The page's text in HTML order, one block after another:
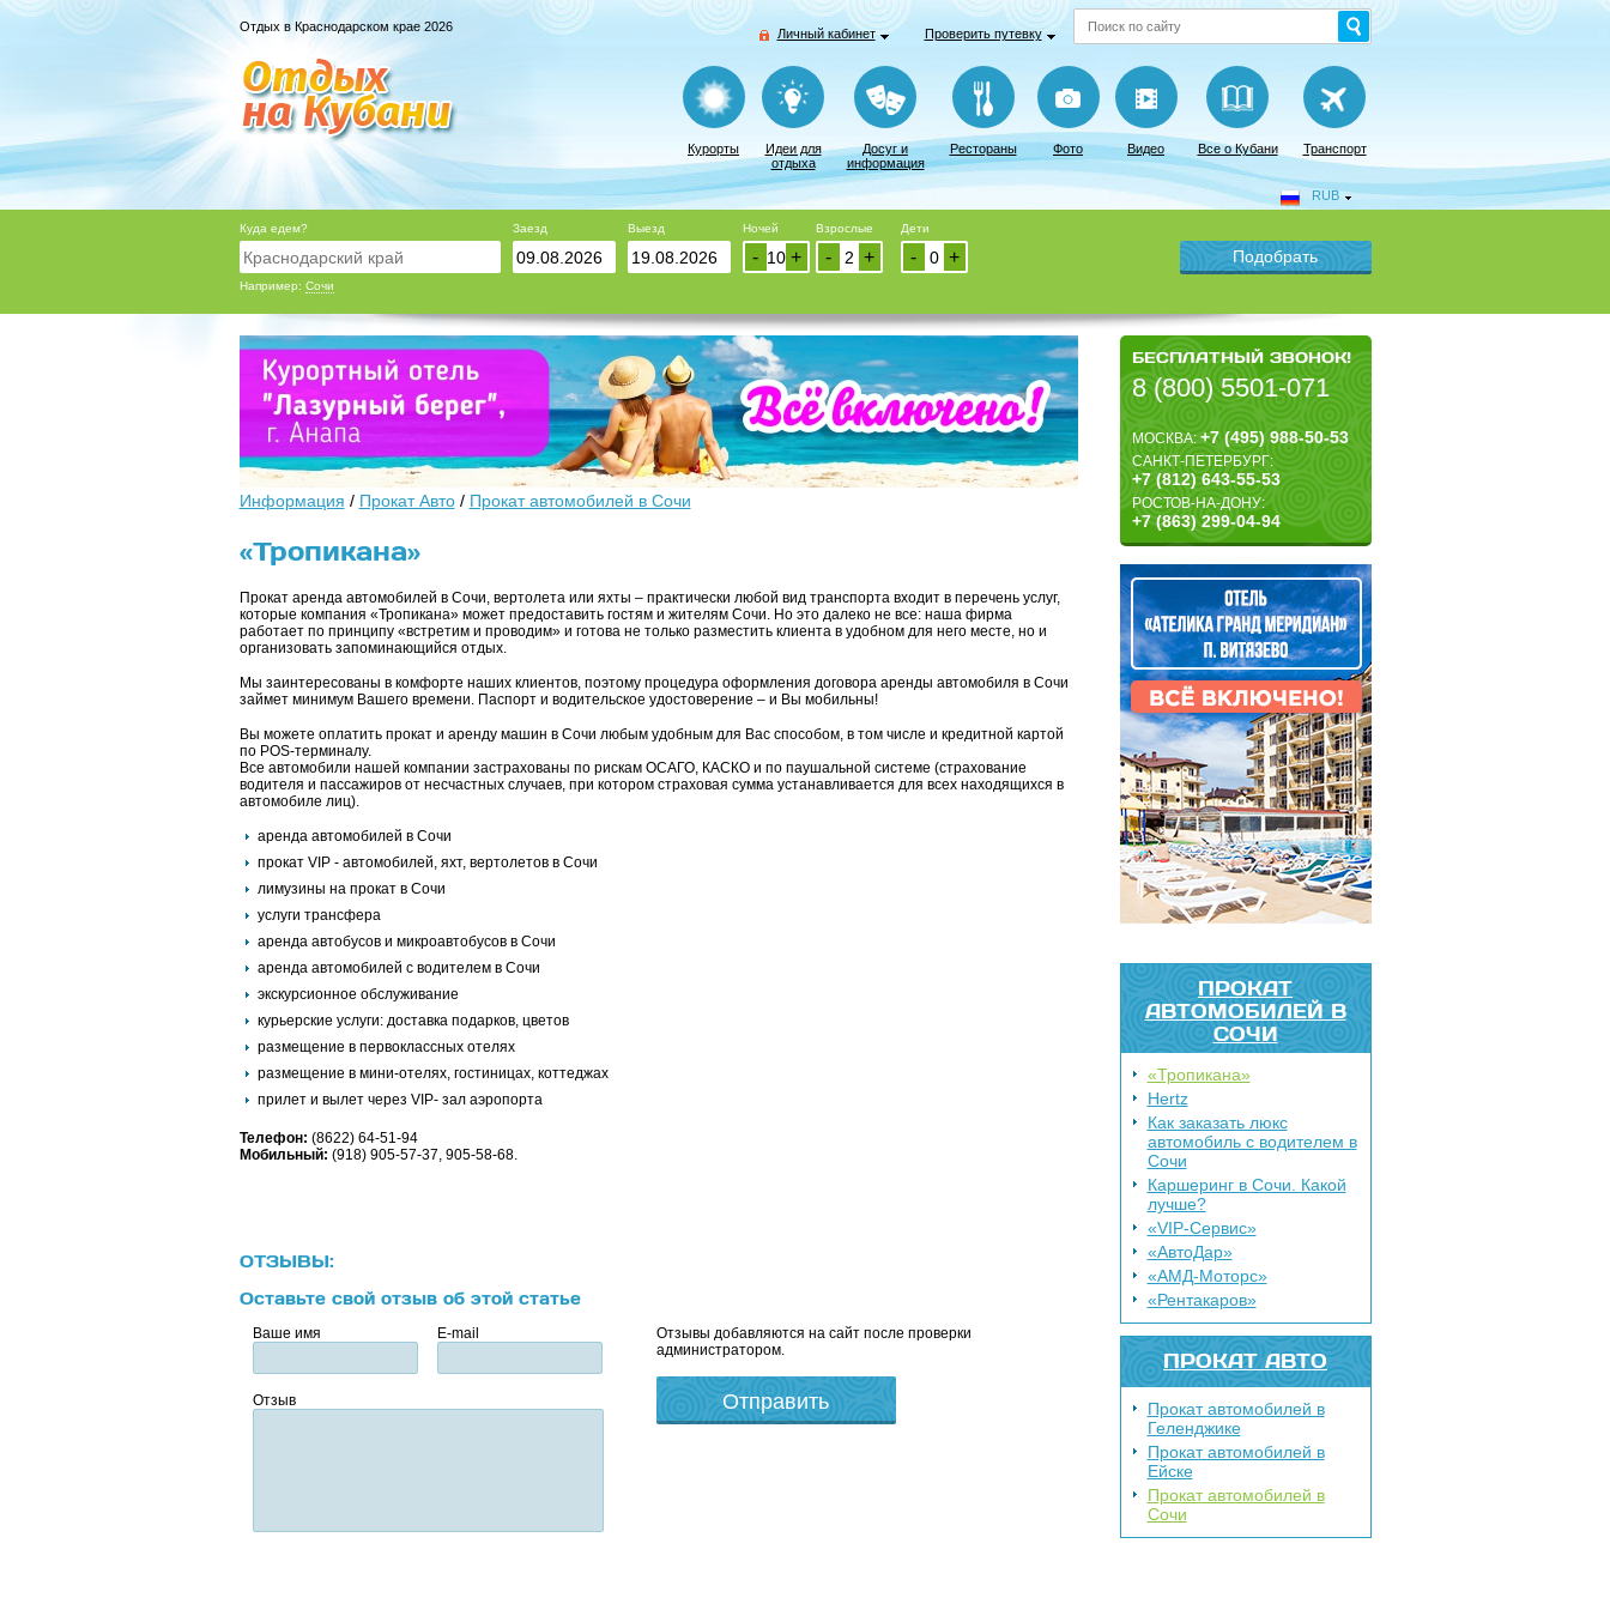
Отдых в Краснодарском крае 2026 Личный кабинет Проверить путевку
Курорты
Идеи для
отдыха
Досуг и
информация
Рестораны Фото Видео Все о Кубани Транспорт
RUB
Куда едем?
Например: Сочи
Заезд Выезд Ночей
+
-
Взрослые
+
-
Дети
+
-
БЕСПЛАТНЫЙ ЗВОНОК!
8 (800) 5501-071
МОСКВА:+7 (495) 988-50-53
САНКТ-ПЕТЕРБУРГ:
+7 (812) 643-55-53
РОСТОВ-НА-ДОНУ:
+7 (863) 299-04-94
ПРОКАТ
АВТОМОБИЛЕЙ В
СОЧИ
«Тропикана»
Hertz
Как заказать люкс
автомобиль с водителем в
Сочи
Каршеринг в Сочи. Какой
лучше?
«VIP-Сервис»
«АвтоДар»
«АМД-Моторс»
«Рентакаров»
ПРОКАТ АВТО
Прокат автомобилей в
Геленджике
Прокат автомобилей в
Ейске
Прокат автомобилей в
Сочи
Информация / Прокат Авто/ Прокат автомобилей в Сочи
«Тропикана»
Прокат аренда автомобилей в Сочи, вертолета или яхты – практически любой вид транспорта входит в перечень услуг,
которые компания «Тропикана» может предоставить гостям и жителям Сочи. Но это далеко не все: наша фирма
работает по принципу «встретим и проводим» и готова не только разместить клиента в удобном для него месте, но и
организовать запоминающийся отдых.
Мы заинтересованы в комфорте наших клиентов, поэтому процедура оформления договора аренды автомобиля в Сочи
займет минимум Вашего времени. Паспорт и водительское удостоверение – и Вы мобильны!
Вы можете оплатить прокат и аренду машин в Сочи любым удобным для Вас способом, в том числе и кредитной картой
по POS-терминалу.
Все автомобили нашей компании застрахованы по рискам ОСАГО, КАСКО и по паушальной системе (страхование
водителя и пассажиров от несчастных случаев, при котором страховая сумма устанавливается для всех находящихся в
автомобиле лиц).
аренда автомобилей в Сочи
прокат VIP - автомобилей, яхт, вертолетов в Сочи
лимузины на прокат в Сочи
услуги трансфера
аренда автобусов и микроавтобусов в Сочи
аренда автомобилей с водителем в Сочи
экскурсионное обслуживание
курьерские услуги: доставка подарков, цветов
размещение в первоклассных отелях
размещение в мини-отелях, гостиницах, коттеджах
прилет и вылет через VIP- зал аэропорта
Телефон: (8622) 64-51-94
Мобильный: (918) 905-57-37, 905-58-68.
ОТЗЫВЫ:
Оставьте свой отзыв об этой статье
Ваше имя E-mail
Отзыв
Отзывы добавляются на сайт после проверки
администратором.